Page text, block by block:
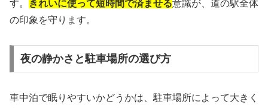
す。
きれいに使って短時間で済ませる意識が、道の駅全体
の印象を守ります。
夜の静かさと駐車場所の選び方
車中泊で眠りやすいかどうかは、駐車場所によって大きく